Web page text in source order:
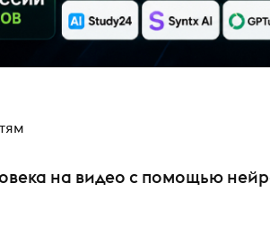
на видео с помощью